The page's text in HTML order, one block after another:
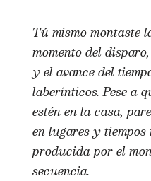
Tú mismo montaste
momento del
y el avance del
laberínticos. Pese a
estén en la casa,
en lugares y
producida por el
secuencia.